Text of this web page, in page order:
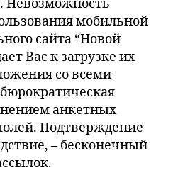
. Невозможность
мобильной
сайта “Новой
Вас к загрузке их
со всеми
анкетных
Подтверждение
– бесконечный